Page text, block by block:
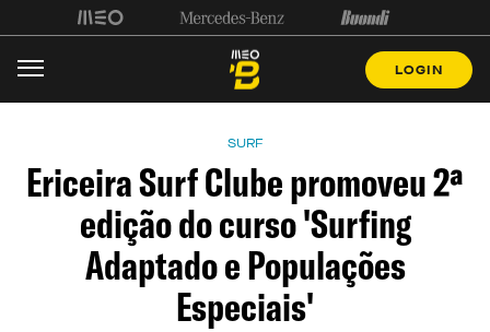
LOGIN
SURF
Ericeira Surf Clube promoveu 2ª
edição do curso 'Surfing
Adaptado e Populações
Especiais'